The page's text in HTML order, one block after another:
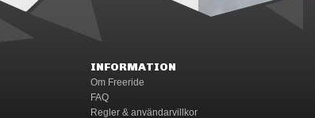
INFORMATION
Om Freeride
FAQ
Regler & användarvillkor